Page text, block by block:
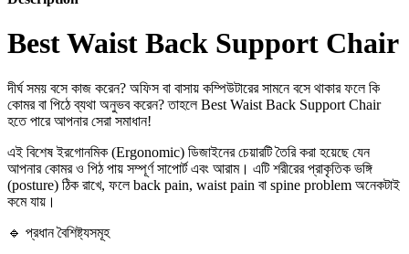
Best Waist Back Support Chair
দীর্ঘ সময় বসে কাজ করেন? অফিস বা বাসায় কম্পিউটারের সামনে বসে থাকার ফলে কি
কোমর বা পিঠে ব্যথা অনুভব করেন? তাহলে Best Waist Back Support Chair
হতে পারে আপনার সেরা সমাধান!
এই বিশেষ ইরগোনমিক (Ergonomic) ডিজাইনের চেয়ারটি তৈরি করা হয়েছে যেন
আপনার কোমর ও পিঠ পায় সম্পূর্ণ সাপোর্ট এবং আরাম। এটি শরীরের প্রাকৃতিক ভঙ্গি
(posture) ঠিক রাখে, ফলে back pain, waist pain বা spine problem অনেকটাই
কমে যায়।
🔹 প্রধান বৈশিষ্ট্যসমূহ